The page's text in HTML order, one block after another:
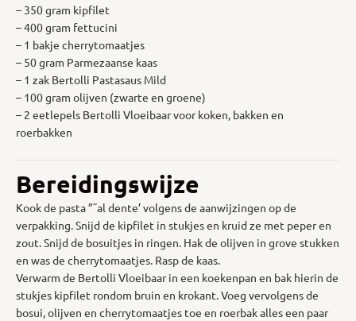
– 350 gram kipfilet
– 400 gram fettucini
– 1 bakje cherrytomaatjes
– 50 gram Parmezaanse kaas
– 1 zak Bertolli Pastasaus Mild
– 100 gram olijven (zwarte en groene)
– 2 eetlepels Bertolli Vloeibaar voor koken, bakken en
roerbakken
Bereidingswijze
Kook de pasta ”˜al dente’ volgens de aanwijzingen op de
verpakking. Snijd de kipfilet in stukjes en kruid ze met peper en
zout. Snijd de bosuitjes in ringen. Hak de olijven in grove stukken
en was de cherrytomaatjes. Rasp de kaas.
Verwarm de Bertolli Vloeibaar in een koekenpan en bak hierin de
stukjes kipfilet rondom bruin en krokant. Voeg vervolgens de
bosui, olijven en cherrytomaatjes toe en roerbak alles een paar